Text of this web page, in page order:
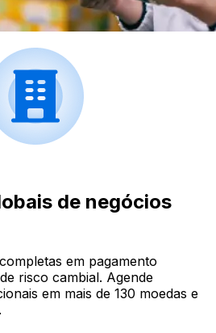
de negócios
em pagamento
risco cambial. Agende
em mais de 130 moedas e